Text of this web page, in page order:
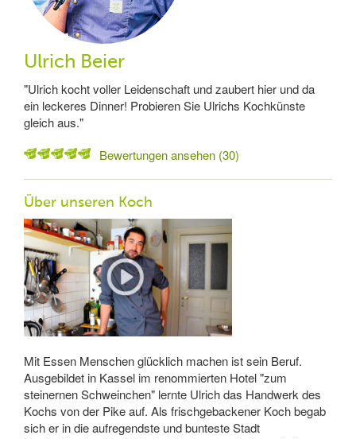
Ulrich Beier
"Ulrich kocht voller Leidenschaft und zaubert hier und da
ein leckeres Dinner! Probieren Sie Ulrichs Kochkünste
gleich aus."
Bewertungen ansehen (30)
Über unseren Koch
Mit Essen Menschen glücklich machen ist sein Beruf.
Ausgebildet in Kassel im renommierten Hotel "zum
steinernen Schweinchen" lernte Ulrich das Handwerk des
Kochs von der Pike auf. Als frischgebackener Koch begab
sich er in die aufregendste und bunteste Stadt